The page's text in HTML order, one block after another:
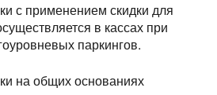
с применением скидки для
в кассах при
паркингов.
на общих основаниях